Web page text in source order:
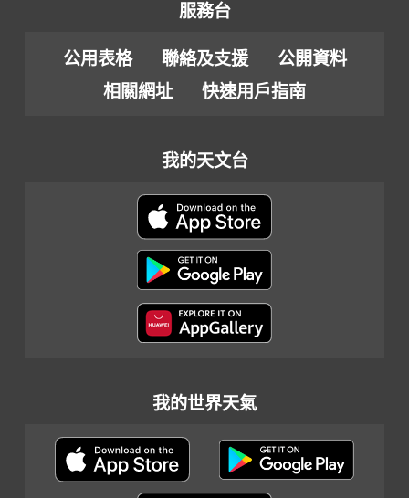
服務台
公用表格 聯絡及支援
公開資料
相關網址
快速用戶指南
我的天文台
我的世界天氣